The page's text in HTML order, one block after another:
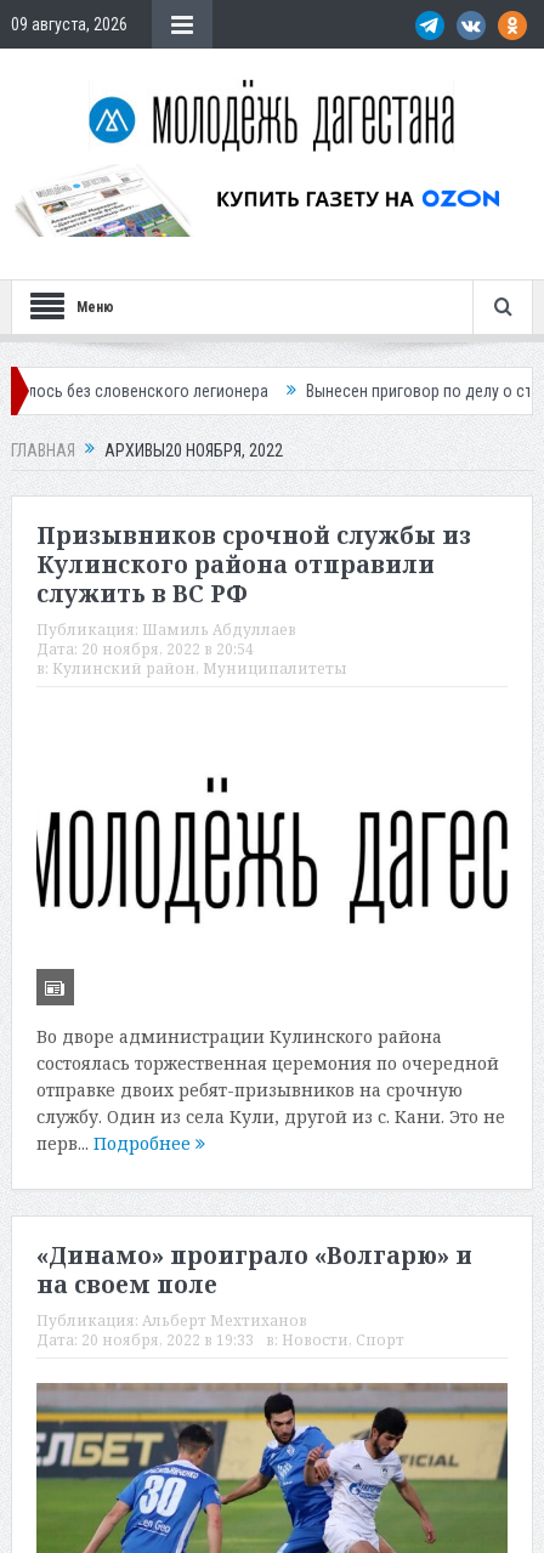
09 августа, 2026
Меню
легионера Вынесен приговор по делу о строительстве
ГЛАВНАЯ АРХИВЫ20 НОЯБРЯ, 2022
Призывников срочной службы из
Кулинского района отправили
служить в ВС РФ
Публикация: Шамиль Абдуллаев
Дата: 20 ноября, 2022 в 20:54
в: Кулинский район, Муниципалитеты
Во дворе администрации Кулинского района
состоялась торжественная церемония по очередной
отправке двоих ребят-призывников на срочную
службу. Один из села Кули, другой из с. Кани. Это не
перв... Подробнее
«Динамо» проиграло «Волгарю» и
на своем поле
Публикация: Альберт Мехтиханов
Дата: 20 ноября, 2022 в 19:33 в: Новости, Спорт